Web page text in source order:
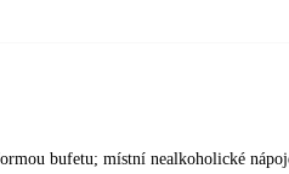
bufetu; místní nealkoholické